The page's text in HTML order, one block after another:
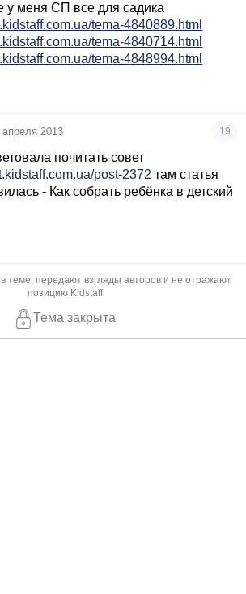
у меня СП все для садика
tema-4840889.html
tema-4840714.html
tema-4848994.html
апреля 2013 19
почитать совет
post-2372 там статья
- Как собрать ребёнка в детский
теме, передают взгляды авторов и не отражают
позицию Kidstaff
Тема закрыта